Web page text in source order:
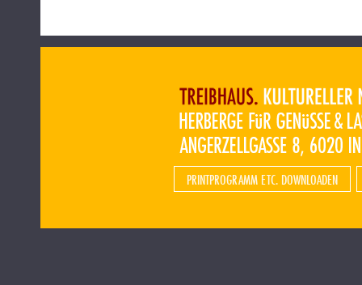
PRINTPROGRAMM ETC. DOWNLOADEN